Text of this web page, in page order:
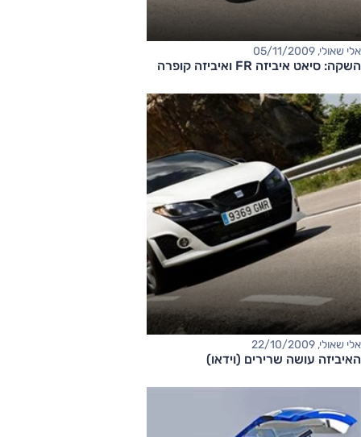
אלי שאולי, 05/11/2009
השקה: סיאט איביזה FR ואיביזה קופרה
אלי שאולי, 22/10/2009
האיביזה עושה שרירים (וידאו)